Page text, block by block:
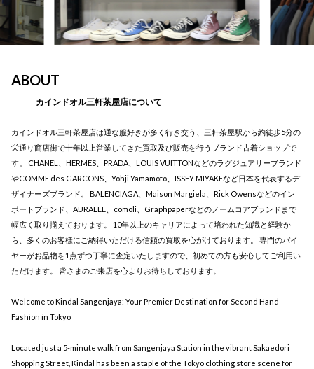
ABOUT
カインドオル三軒茶屋店について
カインドオル三軒茶屋店は通な服好きが多く行き交う、三軒茶屋駅から約徒歩5分の
栄通り商店街で十年以上営業してきた買取及び販売を行うブランド古着ショップで
す。 CHANEL、HERMES、PRADA、LOUIS VUITTONなどのラグジュアリーブランド
やCOMME des GARCONS、Yohji Yamamoto、ISSEY MIYAKEなど日本を代表するデ
ザイナーズブランド。 BALENCIAGA、Maison Margiela、Rick Owensなどのイン
ポートブランド、AURALEE、comoli、Graphpaperなどのノームコアブランドまで
幅広く取り揃えております。 10年以上のキャリアによって培われた知識と経験か
ら、多くのお客様にご納得いただける信頼の買取を心がけております。 専門のバイ
ヤーがお品物を1点ずつ丁寧に査定いたしますので、初めての方も安心してご利用い
ただけます。 皆さまのご来店を心よりお待ちしております。
Welcome to Kindal Sangenjaya: Your Premier Destination for Second Hand
Fashion in Tokyo
Located just a 5-minute walk from Sangenjaya Station in the vibrant Sakaedori
Shopping Street, Kindal has been a staple of the Tokyo clothing store scene for